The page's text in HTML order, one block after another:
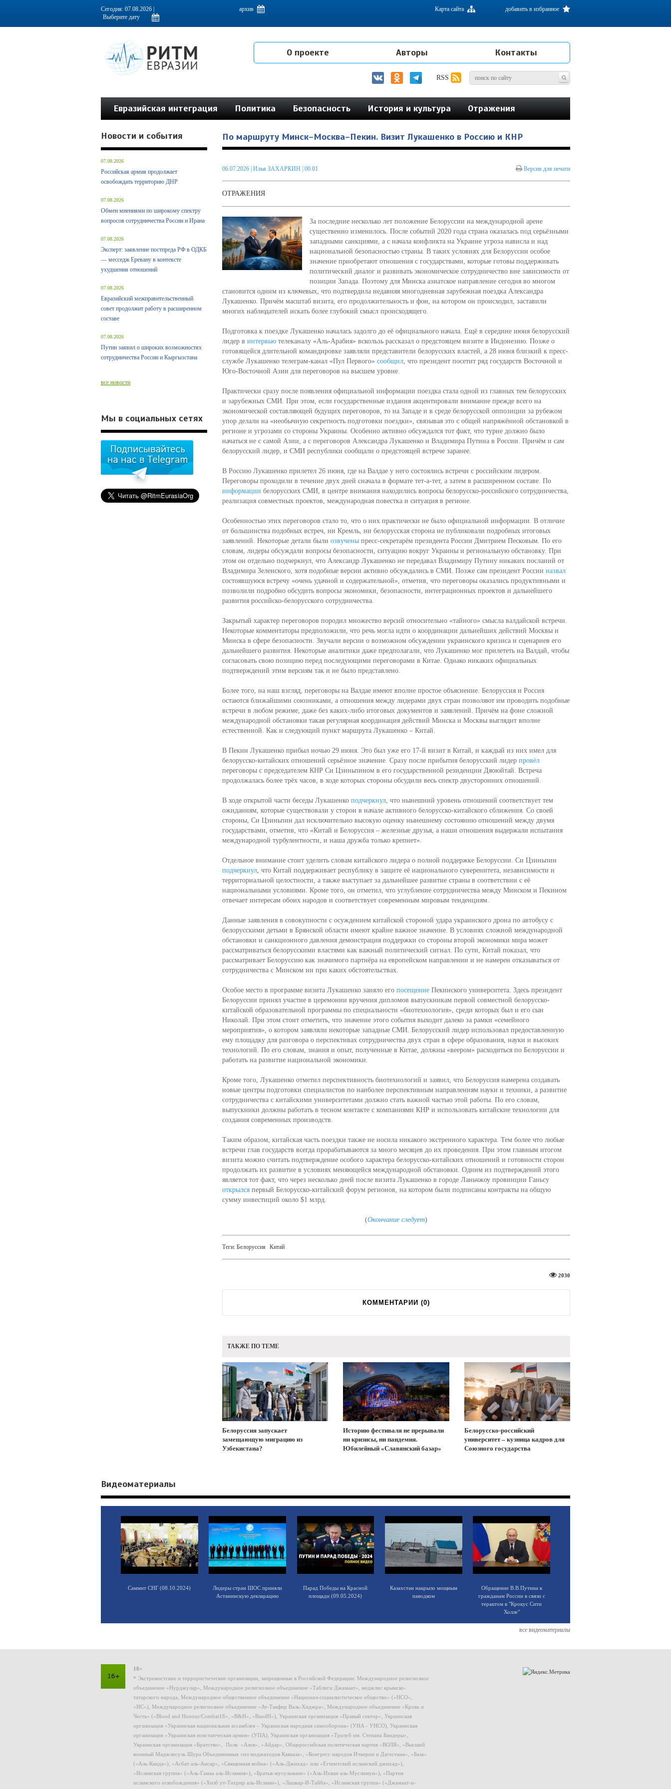
Информационно-аналитическое издание, посвященное актуальным проблемам интеграции на постсоветском пространстве
Сегодня: 07.08.2026 | архив добавить в избранное
Карта сайта
О проекте Авторы Контакты
RSS
Евразийская интеграция Политика Безопасность История и культура Отражения
По маршруту Минск–Москва–Пекин. Визит Лукашенко в Россию и КНР
06.07.2026| Илья ЗАХАРКИН | 00.01 Версия для печати
ОТРАЖЕНИЯ
За последние несколько лет положение Белоруссии на международной арене
существенно изменилось. После событий 2020 года страна оказалась под серьёзными
западными санкциями, а c начала конфликта на Украине угроза нависла и над
национальной безопасностью страны. В таких условиях для Белоруссии особое
значение приобретают отношения с государствами, которые готовы поддерживать
политический диалог и развивать экономическое сотрудничество вне зависимости от
позиции Запада. Поэтому для Минска азиатское направление сегодня во многом
становится одним из ключевых, что подтвердила недавняя многодневная зарубежная поездка Александра
Лукашенко. Причём масштаб визита, его продолжительность и фон, на котором он происходил, заставили
многих наблюдателей искать более глубокий смысл происходящего.
Подготовка к поездке Лукашенко началась задолго до её официального начала. Ещё в середине июня белорусский
лидер в интервьютелеканалу «Аль-Арабия» вскользь рассказал о предстоящем визите в Индонезию. Позже о
готовящейся длительной командировке заявляли представители белорусских властей, а 28 июня близкий к пресс-
службе Лукашенко телеграм-канал «Пул Первого» сообщил, что президент посетит ряд государств Восточной и
Юго-Восточной Азии для переговоров на высшем уровне.
Практически сразу после появления официальной информации поездка стала одной из главных тем белорусских
и зарубежных СМИ. При этом, если государственные издания акцентировали внимание прежде всего на
экономической составляющей будущих переговоров, то на Западе и в среде белорусской оппозиции за рубежом
упор делали на «необычную секретность подготовки поездки», связывая это с общей напряжённой обстановкой в
регионе и угрозами со стороны Украины. Особенно активно обсуждался тот факт, что турне должно было
начаться не с самой Азии, а с переговоров Александра Лукашенко и Владимира Путина в России. Причём и сам
белорусский лидер, и СМИ республики сообщали о предстоящей встрече заранее.
В Россию Лукашенко прилетел 26 июня, где на Валдае у него состоялись встречи с российским лидером.
Переговоры проходили в течение двух дней сначала в формате тет-а-тет, а затем в расширенном составе. По
информации белорусских СМИ, в центре внимания находились вопросы белорусско-российского сотрудничества,
реализация совместных проектов, международная повестка и ситуация в регионе.
Особенностью этих переговоров стало то, что о них практически не было официальной информации. В отличие
от большинства подобных встреч, ни Кремль, ни белорусская сторона не публиковали подробных итоговых
заявлений. Некоторые детали были озвученыпресс-секретарём президента России Дмитрием Песковым. По его
словам, лидеры обсуждали вопросы безопасности, ситуацию вокруг Украины и региональную обстановку. При
этом он отдельно подчеркнул, что Александр Лукашенко не передавал Владимиру Путину никаких посланий от
Владимира Зеленского, хотя подобные версии активно обсуждались в СМИ. Позже сам президент России назвал
состоявшуюся встречу «очень удачной и содержательной», отметив, что переговоры оказались продуктивными и
позволили подробно обсудить вопросы экономики, безопасности, интеграционных проектов и дальнейшего
развития российско-белорусского сотрудничества.
Закрытый характер переговоров породил множество версий относительно «тайного» смысла валдайской встречи.
Некоторые комментаторы предположили, что речь могла идти о координации дальнейших действий Москвы и
Минска в сфере безопасности. Звучали версии о возможном обсуждении украинского кризиса и сценариев его
дальнейшего развития. Некоторые аналитики даже предполагали, что Лукашенко мог прилететь на Валдай, чтобы
согласовать свою позицию перед последующими переговорами в Китае. Однако никаких официальных
подтверждений этим версиям так и не было представлено.
Более того, на наш взгляд, переговоры на Валдае имеют вполне простое объяснение. Белоруссия и Россия
остаются ближайшими союзниками, а отношения между лидерами двух стран позволяют им проводить подобные
встречи в любом режиме, даже без каких-либо итоговых документов и заявлений. Причём на фоне сложной
международной обстановки такая регулярная координация действий Минска и Москвы выглядит вполне
естественной. Как и следующий пункт маршрута Лукашенко – Китай.
В Пекин Лукашенко прибыл ночью 29 июня. Это был уже его 17-й визит в Китай, и каждый из них имел для
белорусско-китайских отношений серьёзное значение. Сразу после прибытия белорусский лидер провёл
переговоры с председателем КНР Си Цзиньпином в его государственной резиденции Дяоюйтай. Встреча
продолжалась более трёх часов, в ходе которых стороны обсудили весь спектр двусторонних отношений.
В ходе открытой части беседы Лукашенко подчеркнул, что нынешний уровень отношений соответствует тем
ожиданиям, которые существовали у сторон в начале активного белорусско-китайского сближения. Со своей
стороны, Си Цзиньпин дал исключительно высокую оценку нынешнему состоянию отношений между двумя
государствами, отметив, что «Китай и Белоруссия – железные друзья, а наши отношения выдержали испытания
международной турбулентности, и наша дружба только крепнет».
Отдельное внимание стоит уделить словам китайского лидера о полной поддержке Белоруссии. Си Цзиньпин
подчеркнул, что Китай поддерживает республику в защите её национального суверенитета, независимости и
территориальной целостности, а также выступает за дальнейшее развитие страны в соответствии с её
национальными условиями. Кроме того, он отметил, что углубление сотрудничества между Минском и Пекином
отвечает интересам обоих народов и соответствует современным мировым тенденциям.
Данные заявления в совокупности с осуждением китайской стороной удара украинского дрона по автобусу с
белорусскими детьми в Брянской области имеют крайне важное значение. В условиях сложной международной
обстановки и санкционного давления демонстрация поддержки со стороны второй экономики мира может
рассматриваться белорусскими властями как важный политический сигнал. По сути, Китай показал, что
рассматривает Белоруссию как значимого партнёра на европейском направлении и не намерен отказываться от
сотрудничества с Минском ни при каких обстоятельствах.
Особое место в программе визита Лукашенко заняло его посещениеПекинского университета. Здесь президент
Белоруссии принял участие в церемонии вручения дипломов выпускникам первой совместной белорусско-
китайской образовательной программы по специальности «биотехнология», среди которых был и его сын
Николай. При этом стоит отметить, что значение этого события выходит далеко за рамки «семейного
мероприятия», о котором заявляли некоторые западные СМИ. Белорусский лидер использовал предоставленную
ему площадку для разговора о перспективах сотрудничества двух стран в сфере образования, науки и высоких
технологий. По его словам, знания и опыт, полученные в Китае, должны «веером» расходиться по Белоруссии и
работать на развитие национальной экономики.
Кроме того, Лукашенко отметил перспективность биотехнологий и заявил, что Белоруссия намерена создавать
новые центры подготовки специалистов по наиболее перспективным направлениям науки и техники, а развитие
сотрудничества с китайскими университетами должно стать важной частью этой работы. По его словам,
выпускники должны работать в тесном контакте с компаниями КНР и использовать китайские технологии для
создания современных производств.
Таким образом, китайская часть поездки также не носила никакого экстренного характера. Тем более что любые
встречи глав государств всегда прорабатываются за много месяцев до их проведения. При этом главным итогом
визита можно считать подтверждение особого характера белорусско-китайских отношений и готовности сторон
продолжать их развитие в условиях меняющейся международной обстановки. Одним из подтверждений этого
является тот факт, что через несколько дней после визита Лукашенко в городе Ланьчжоу провинции Ганьсу
открылсяпервый Белорусско-китайский форум регионов, на котором были подписаны контракты на общую
сумму инвестиций около $1 млрд.
(Окончание следует)
Теги: Белоруссия Китай
2030
КОММЕНТАРИИ (0)
ТАКЖЕ ПО ТЕМЕ
Белоруссия запускает
замещающую миграцию из
Узбекистана?
Историю фестиваля не прерывали
ни кризисы, ни пандемия.
Юбилейный «Славянский базар»
Белорусско-российский
университет – кузница кадров для
Союзного государства
Новости и события
07.08.2026
Российская армия продолжает
освобождать территорию ДНР
07.08.2026
Обмен мнениями по широкому спектру
вопросов сотрудничества России и Ирана
07.08.2026
Эксперт: заявление постпреда РФ в ОДКБ
— месседж Еревану в контексте
ухудшения отношений
07.08.2026
Евразийский межправительственный
совет продолжит работу в расширенном
составе
07.08.2026
Путин заявил о широких возможностях
сотрудничества России и Кыргызстана
все новости
Мы в социальных сетях
Видеоматериалы
Саммит СНГ (08.10.2024)
Лидеры стран ШОС приняли
Астанинскую декларацию
Парад Победы на Красной
площади (09.05.2024)
Казахстан накрыло мощным
паводком
Обращение В.В.Путина к
гражданам России в связи с
терактом в "Крокус Сити
Холле"
все видеоматериалы
18+
* Экстремистские и террористические организации, запрещенные в Российской Федерации: Международное религиозное
объединение «Нурджулар», Международное религиозное объединение «Таблиги Джамаат», меджлис крымско-
татарского народа, Международное общественное объединение «Национал-социалистическое общество» («НСО»,
«НС»), Международное религиозное объединение «Ат-Такфир Валь-Хиджра», Международное объединение «Кровь и
Честь» («Blood and Honour/Combat18», «B&H», «BandH»), Украинская организация «Правый сектор», Украинская
организация «Украинская национальная ассамблея – Украинская народная самооборона» (УНА - УНСО), Украинская
организация «Украинская повстанческая армия» (УПА), Украинская организация «Тризуб им. Степана Бандеры»,
Украинская организация «Братство», Полк «Азов», «Айдар», Общероссийская политическая партия «ВОЛЯ», «Высший
военный Маджлисуль Шура Объединенных сил моджахедов Кавказа», «Конгресс народов Ичкерии и Дагестана», «База»
(«Аль-Каида»), «Асбат аль-Ансар», «Священная война» («Аль-Джихад» или «Египетский исламский джихад»),
«Исламская группа» («Аль-Гамаа аль-Исламия»), «Братья-мусульмане» («Аль-Ихван аль-Муслимун»), «Партия
исламского освобождения» («Хизб ут-Тахрир аль-Ислами»), «Лашкар-И-Тайба», «Исламская группа» («Джамаат-и-